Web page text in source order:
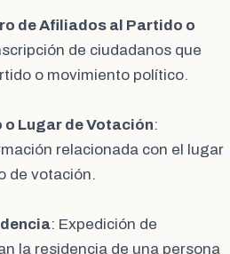
de Afiliados al Partido o
de ciudadanos que
o movimiento político.
Lugar de Votación:
relacionada con el lugar
de votación.
: Expedición de
la residencia de una persona